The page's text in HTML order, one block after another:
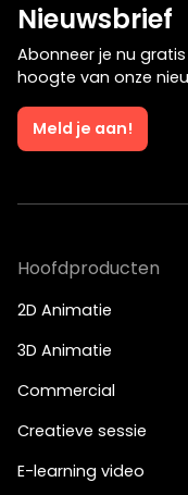
jouw
Neem contact op
Je kunt ook
info@bigfish.nl
5616 RM, Eindhoven
040 - 84 34 090
Nieuwsbrief
Abonneer je nu
hoogte van onze
Meld je aan!
Hoofdproducten
2D Animatie
3D Animatie
Commercial
Creatieve sessie
E-learning video